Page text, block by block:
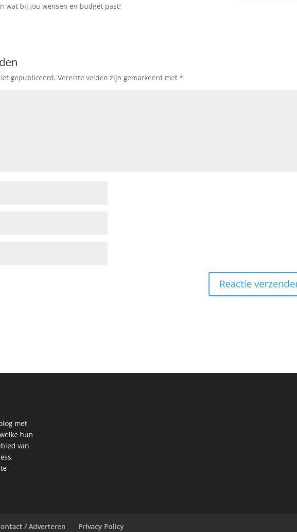
wat bij jou wensen en budget past!
gepubliceerd. Vereiste velden zijn gemarkeerd met*
met
hun
van
/ Adverteren Privacy Policy